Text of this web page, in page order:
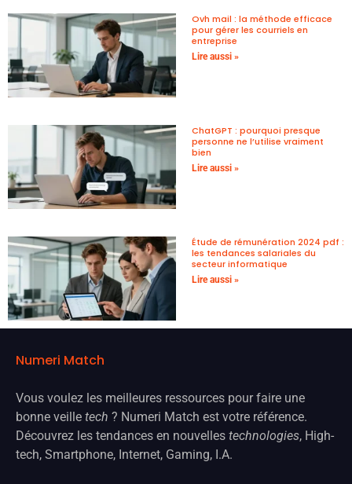
Ovh mail : la méthode efficace
pour gérer les courriels en
entreprise
Lire aussi »
ChatGPT : pourquoi presque
personne ne l’utilise vraiment
bien
Lire aussi »
Étude de rémunération 2024 pdf :
les tendances salariales du
secteur informatique
Lire aussi »
Numeri Match
Vous voulez les meilleures ressources pour faire une
bonne veille tech ? Numeri Match est votre référence.
Découvrez les tendances en nouvelles technologies, High-
tech, Smartphone, Internet, Gaming, I.A.